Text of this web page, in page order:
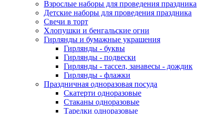
Взрослые наборы для проведения праздника
Детские наборы для проведения праздника
Свечи в торт
Хлопушки и бенгальские огни
Гирлянды и бумажные украшения
Гирлянды - буквы
Гирлянды - подвески
Гирлянды - тассел, занавесы - дождик
Гирлянды - флажки
Праздничная одноразовая посуда
Скатерти одноразовые
Стаканы одноразовые
Тарелки одноразовые